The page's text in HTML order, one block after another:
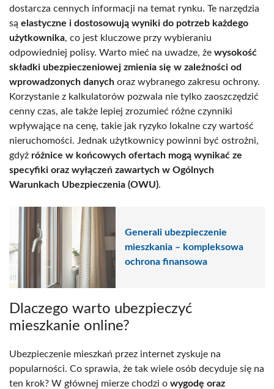
dostarcza cennych informacji na temat rynku. Te narzędzia
są elastyczne i dostosowują wyniki do potrzeb każdego
użytkownika, co jest kluczowe przy wybieraniu
odpowiedniej polisy. Warto mieć na uwadze, że wysokość
składki ubezpieczeniowej zmienia się w zależności od
wprowadzonych danych oraz wybranego zakresu ochrony.
Korzystanie z kalkulatorów pozwala nie tylko zaoszczędzić
cenny czas, ale także lepiej zrozumieć różne czynniki
wpływające na cenę, takie jak ryzyko lokalne czy wartość
nieruchomości. Jednak użytkownicy powinni być ostrożni,
gdyż różnice w końcowych ofertach mogą wynikać ze
specyfiki oraz wyłączeń zawartych w Ogólnych
Warunkach Ubezpieczenia (OWU).
Generali ubezpieczenie
mieszkania – kompleksowa
ochrona finansowa
Dlaczego warto ubezpieczyć
mieszkanie online?
Ubezpieczenie mieszkań przez internet zyskuje na
popularności. Co sprawia, że tak wiele osób decyduje się na
ten krok? W głównej mierze chodzi o wygodę oraz